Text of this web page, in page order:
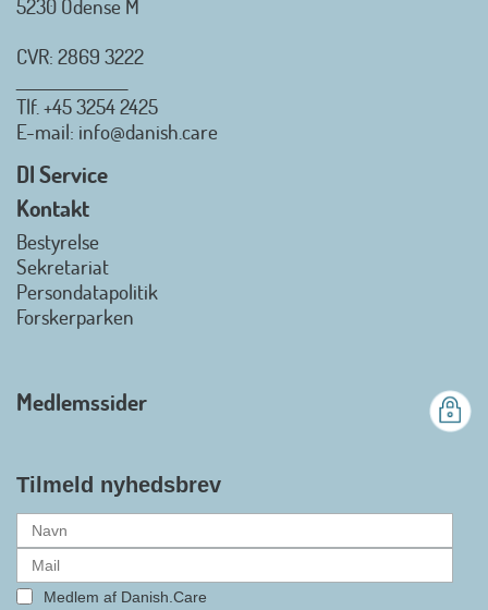
Danish.Care - Branchen for
hjælpemidler og
Danish.Care fra den 01. juli 2026
officielt kan kalde sig for
medlemsforening i DI - Dansk
gennemslagskraft og skabe
hjælpemidler samt give
medlemmerne adgang til en
alle formaliteterne nu er på plads
5230 Odense M
CVR: 2869 3222
Tlf. +45 3254 2425
E-mail: info@danish.care
DI Service
Kontakt
Bestyrelse
Sekretariat
Persondatapolitik
Forskerparken
Medlemssider
Tilmeld nyhedsbrev
Medlem af Danish.Care